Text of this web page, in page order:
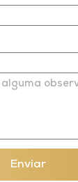
Enviar